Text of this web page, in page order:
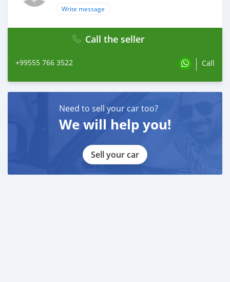
Write message
Call the seller
+99555 766 3522 Call
Need to sell your car too?
We will help you!
Sell your car